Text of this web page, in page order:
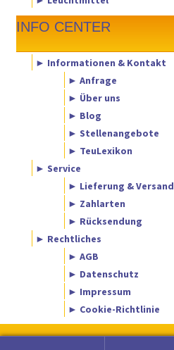
INFO CENTER
► Informationen & Kontakt
► Anfrage
► Über uns
► Blog
► Stellenangebote
► TeuLexikon
► Service
► Lieferung & Versand
► Zahlarten
► Rücksendung
► Rechtliches
► AGB
► Datenschutz
► Impressum
► Cookie-Richtlinie